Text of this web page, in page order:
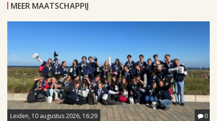
MEER MAATSCHAPPIJ
Leiden, 10 augustus 2026, 16:29 0